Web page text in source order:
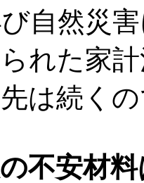
自然災
れた家
は続く
の不安材